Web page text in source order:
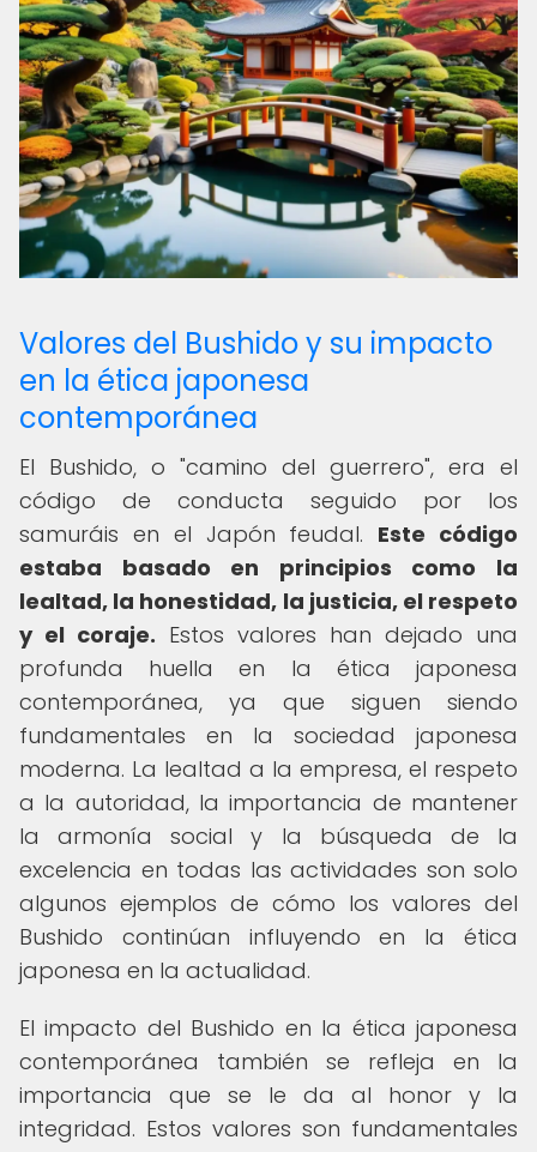
Valores del Bushido y su impacto
en la ética japonesa
contemporánea
El Bushido, o "camino del guerrero", era el
código de conducta seguido por los
samuráis en el Japón feudal. Este código
estaba basado en principios como la
lealtad, la honestidad, la justicia, el respeto
y el coraje. Estos valores han dejado una
profunda huella en la ética japonesa
contemporánea, ya que siguen siendo
fundamentales en la sociedad japonesa
moderna. La lealtad a la empresa, el respeto
a la autoridad, la importancia de mantener
la armonía social y la búsqueda de la
excelencia en todas las actividades son solo
algunos ejemplos de cómo los valores del
Bushido continúan influyendo en la ética
japonesa en la actualidad.
El impacto del Bushido en la ética japonesa
contemporánea también se refleja en la
importancia que se le da al honor y la
integridad. Estos valores son fundamentales